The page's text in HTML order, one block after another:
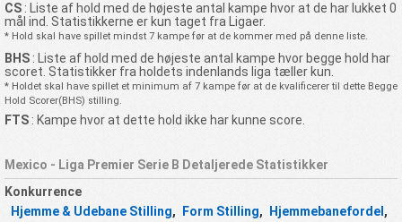
CS : Liste af hold med de højeste antal kampe hvor at de har lukket 0
mål ind. Statistikkerne er kun taget fra Ligaer.
* Hold skal have spillet mindst 7 kampe før at de kommer med på denne liste.
BHS : Liste af hold med de højeste antal kampe hvor begge hold har
scoret. Statistikker fra holdets indenlands liga tæller kun.
* Holdet skal have spillet et minimum af 7 kampe før at de kvalificerer til dette Begge
Hold Scorer(BHS) stilling.
FTS : Kampe hvor at dette hold ikke har kunne score.
Mexico - Liga Premier Serie B Detaljerede Statistikker
Konkurrence
Hjemme & Udebane Stilling, Form Stilling, Hjemmebanefordel ,